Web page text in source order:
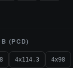
(PCD)
4x114.3 4x98